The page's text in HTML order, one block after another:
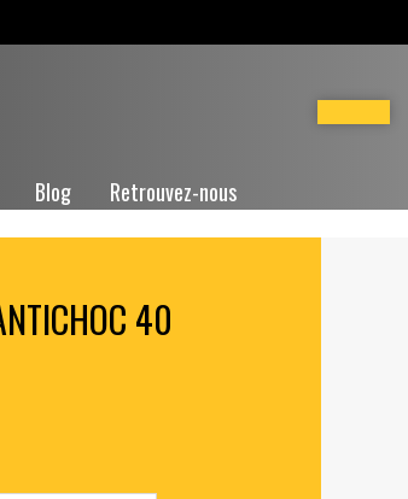
Blog Retrouvez-nous
40